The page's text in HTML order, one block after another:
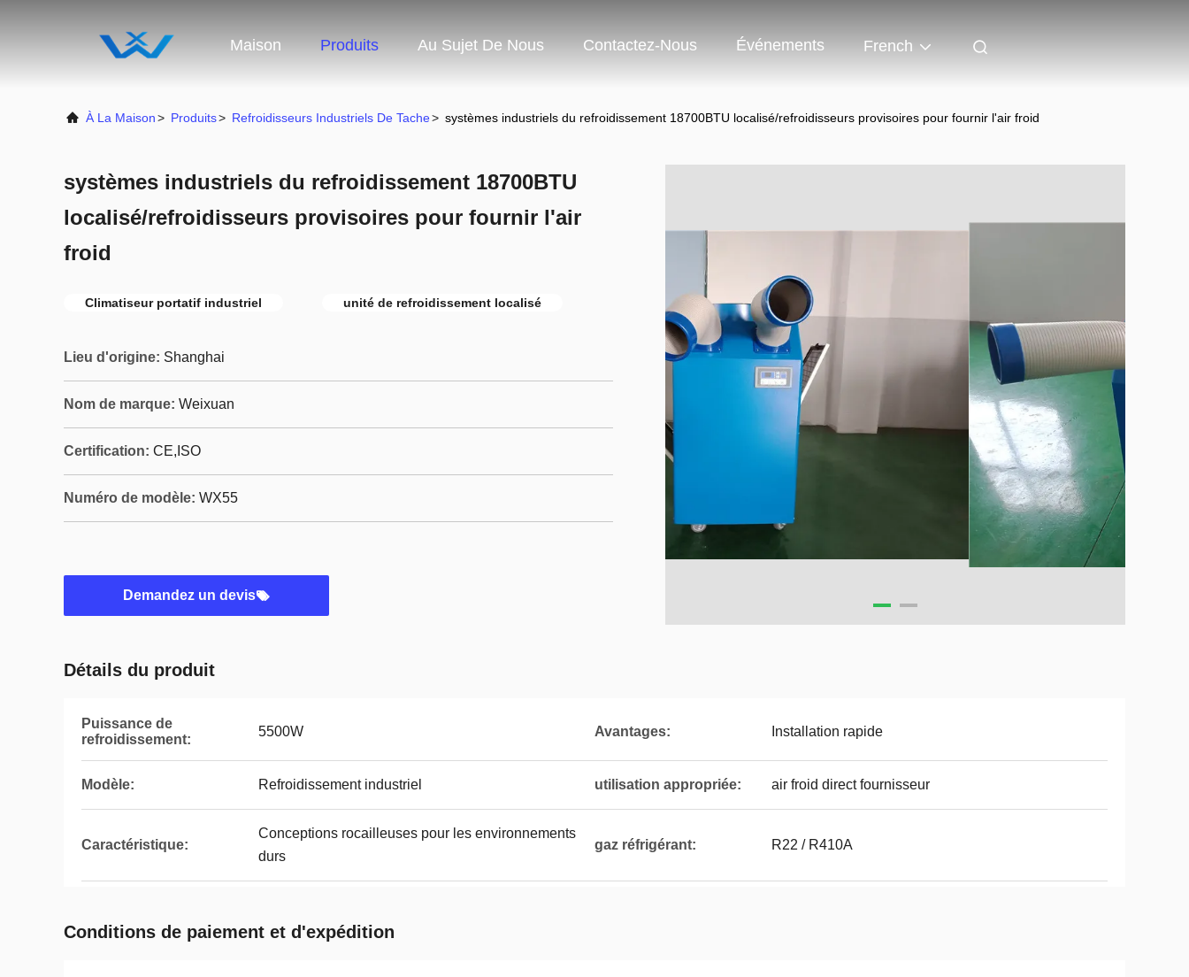
Maison Produits Au Sujet De Nous Contactez-Nous Événements French
À La Maison> Produits> Refroidisseurs Industriels De Tache> systèmes industriels du refroidissement 18700BTU localisé/refroidisseurs provisoires pour fournir l'air froid
systèmes industriels du refroidissement 18700BTU
localisé/refroidisseurs provisoires pour fournir l'air
froid
Climatiseur portatif industriel unité de refroidissement localisé
Lieu d'origine: Shanghai
Nom de marque: Weixuan
Certification: CE,ISO
Numéro de modèle: WX55
Demandez un devis
Détails du produit
Puissance de
refroidissement:
5500W Avantages: Installation rapide
Modèle: Refroidissement industriel utilisation appropriée: air froid direct fournisseur
Caractéristique:
Conceptions rocailleuses pour les environnements
durs
gaz réfrigérant: R22 / R410A
Conditions de paiement et d'expédition